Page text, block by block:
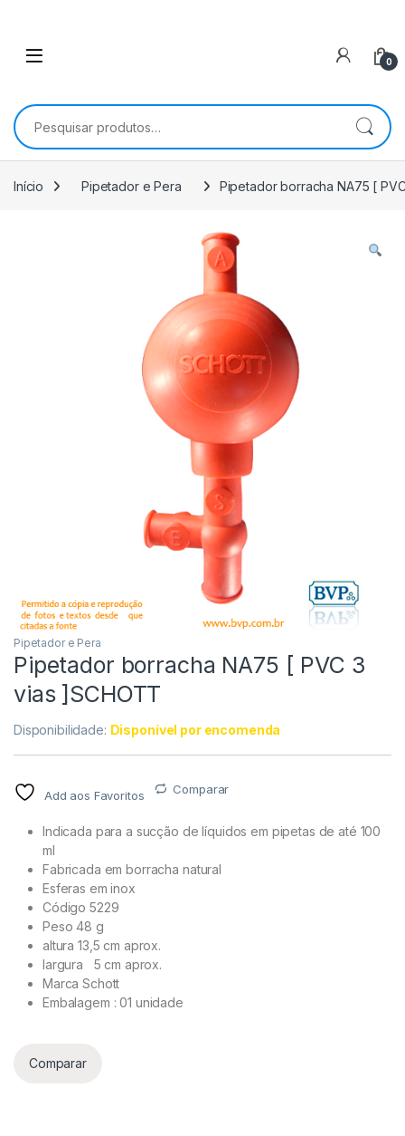
0
Pesquisar por:
Início Pipetador e Pera Pipetador borracha NA75 [
Pipetador e Pera
Pipetador borracha NA75 [ PVC 3
vias ]SCHOTT
Disponibilidade: Disponível por encomenda
Add aos Favoritos Comparar
Indicada para a sucção de líquidos em pipetas de até 100
ml
Fabricada em borracha natural
Esferas em inox
Código 5229
Peso 48 g
altura 13,5 cm aprox.
largura 5 cm aprox.
Marca Schott
Embalagem : 01 unidade
Comparar